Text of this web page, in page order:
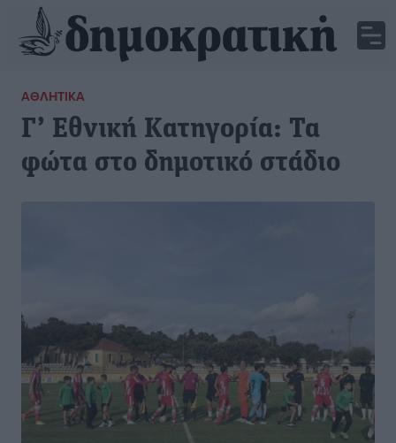
ΑΘΛΗΤΙΚΆ
Γ’ Εθνική Κατηγορία: Τα
φώτα στο δημοτικό στάδιο